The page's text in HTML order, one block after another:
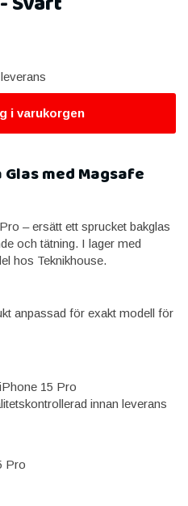
i varukorgen
Glas med Magsafe
– ersätt ett sprucket bakglas
och tätning. I lager med
hos Teknikhouse.
anpassad för exakt modell för
15 Pro
innan leverans
Pro